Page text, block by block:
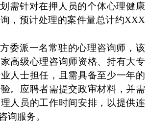
需针对在押人员的个体心理健康
，预计处理的案件量总计约XXX
委派一名常驻的心理咨询师，该
高级心理咨询师资格、持有大专
人士担任，且需具备至少一年的
。应聘者需提交政审材料，并需
人员的工作时间安排，以提供连
询服务。